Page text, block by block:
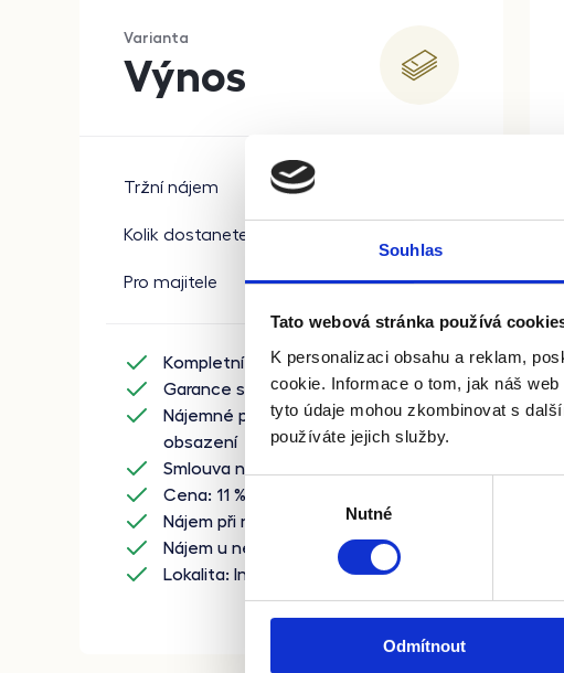
Souhlas
Tato webová stránka používá
K personalizaci obsahu a reklam,
cookie. Informace o tom, jak náš
tyto údaje mohou zkombinovat s
používáte jejich služby.
Výběr
Nutné
Odmítnout
Varianta
Výnos
Tržní nájem
Kolik dostanete
Pro majitele 17 800 Kč
Kompletní správa nemovitosti
Garance stavu bytu
Nájemné platíme od prvního
obsazení
Smlouva na 1 rok (možno i více let)
Cena: 11 %
Nájem při neobsazenosti: 1 Kč
Nájem u neplatičů: 100 %
Lokalita: Individuálně